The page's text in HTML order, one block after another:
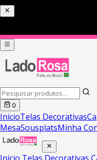
0
InicioTelas Decorativas
MesaSousplatsMinha